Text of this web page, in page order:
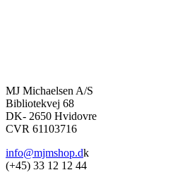
MJ Michaelsen A/S
Bibliotekvej 68
DK- 2650 Hvidovre
CVR 61103716
info@mjmshop.dk
(+45) 33 12 12 44